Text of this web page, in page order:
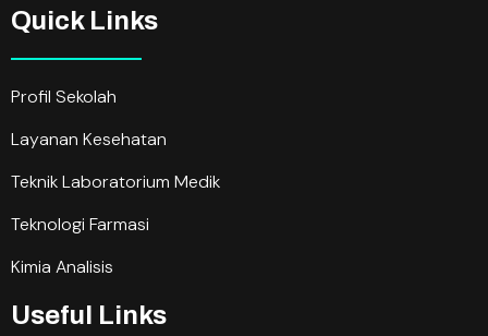
Quick Links
Profil Sekolah
Layanan Kesehatan
Teknik Laboratorium Medik
Teknologi Farmasi
Kimia Analisis
Useful Links